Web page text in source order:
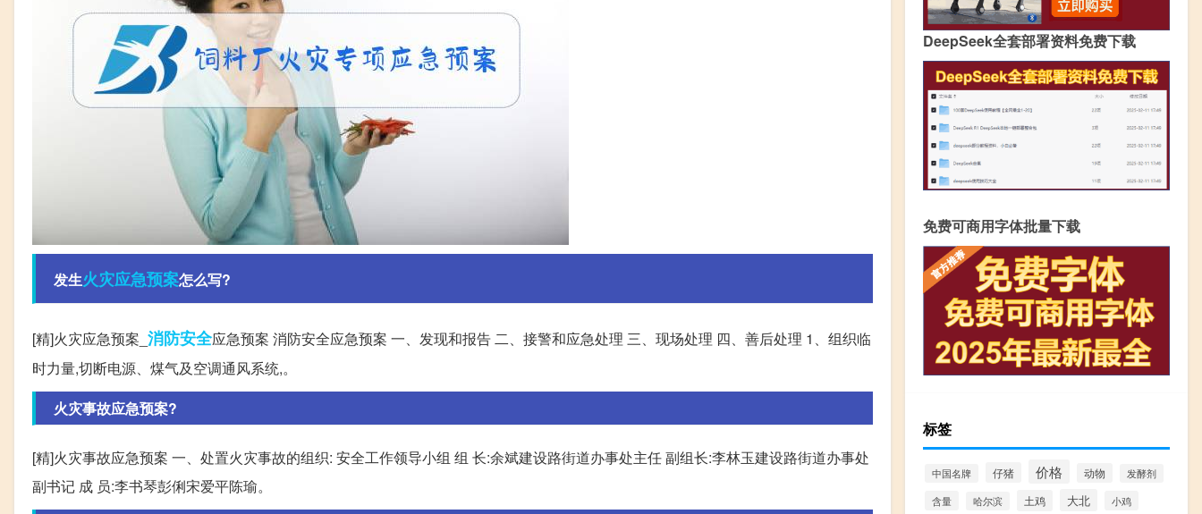
发生火灾应急预案怎么写?
[精]火灾应急预案_ 消防安全应急预案 消防安全应急预案 一、发现和报告 二、接警和应急处理 三、现场处理 四、善后处理 1、组织临
时力量,切断电源、煤气及空调通风系统,。
火灾事故应急预案?
[精]火灾事故应急预案 一、处置火灾事故的组织: 安全工作领导小组 组 长:余斌建设路街道办事处主任 副组长:李林玉建设路街道办事处
副书记 成 员:李书琴彭俐宋爱平陈瑜。
DeepSeek全套部署资料免费下载
免费可商用字体批量下载
标签
中国名牌 仔猪 价格 动物 发酵剂
含量 哈尔滨 土鸡 大北 小鸡